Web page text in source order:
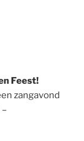
Feest!
zangavond